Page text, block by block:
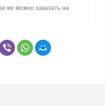
же можно заказать на